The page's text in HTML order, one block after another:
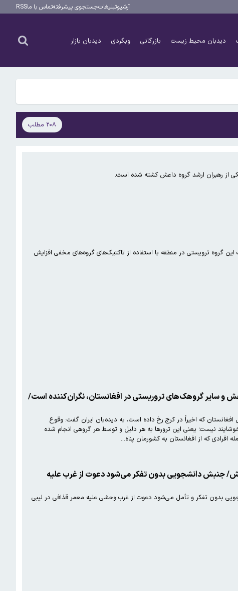
آرشیوتبلیغاتجستجوی پیشرفتهتماس با ماRSS
دیدبان محیط زیست بازرگانی وبگردی دیدبان بازار
۲۰۸ مطلب
از رهبران ارشد گروه داعش کشته شده است.
گروه ترویستی در منطقه با استفاده از تاکتیک‌های گروه‌های مخفی افزایش
و سایر گروهک‌های تروریستی در افغانستان، نگران‌کننده است/
که اخیراً در کرج رخ داده است، به دیده‌بان ایران گفت: وقوع
نیست؛ یعنی این ترورها به هر دلیل و توسط هر گروهی انجام شده
افرادی که از افغانستان به کشورمان پناه…
جنبش دانشجویی بدون تفکر می‌شود دعوت از غرب علیه
بدون تفکر و تأمل می‌شود دعوت از غرب وحشی علیه معمر قذافی در لیبی